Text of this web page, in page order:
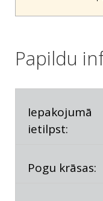
Papildu
Iepakojumā
ietilpst:
Pogu krāsas: